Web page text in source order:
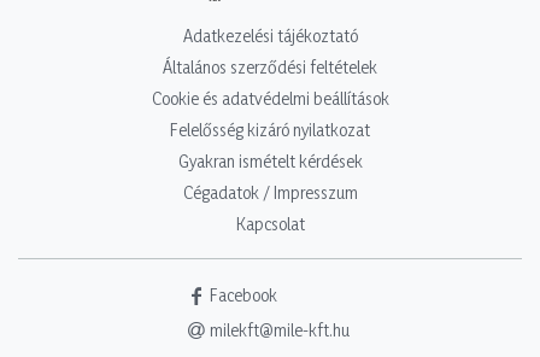
Adatkezelési tájékoztató
Általános szerződési feltételek
Cookie és adatvédelmi beállítások
Felelősség kizáró nyilatkozat
Gyakran ismételt kérdések
Cégadatok / Impresszum
Kapcsolat
Facebook
milekft@mile-kft.hu